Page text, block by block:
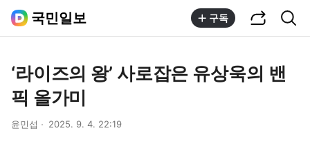
국민일보 구독
‘라이즈의 왕’ 사로잡은 유상욱의 밴
픽 올가미
윤민섭 2025. 9. 4. 22:19